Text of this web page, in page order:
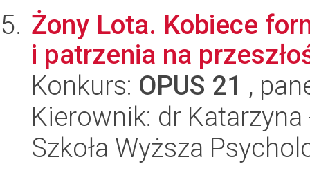
Żony Lota. Kobiece
i patrzenia na
Konkurs: OPUS 21 ,
Kierownik: dr Katarzyna
Szkoła Wyższa